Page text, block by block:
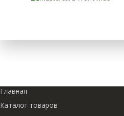
Главная
Каталог товаров